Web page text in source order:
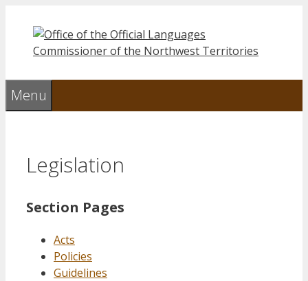
content
Menu
Legislation
Section Pages
Acts
Policies
Guidelines